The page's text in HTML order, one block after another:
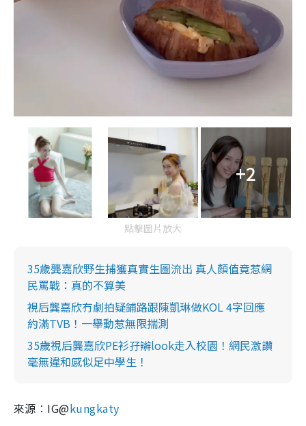
+2
點擊圖片放大
35歲龔嘉欣野生捕獲真實生圖流出 真人顏值竟惹網
民罵戰：真的不算美
視后龔嘉欣冇劇拍疑鋪路跟陳凱琳做KOL 4字回應
約滿TVB！一舉動惹無限揣測
35歲視后龔嘉欣PE衫孖辮look走入校園！網民激讚
毫無違和感似足中學生！
來源︰IG@kungkaty